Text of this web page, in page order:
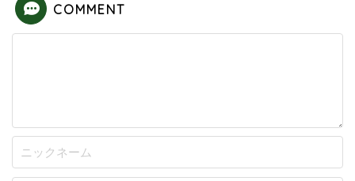
COMMENT